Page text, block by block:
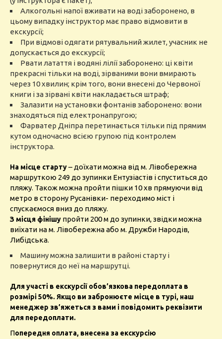
Алкогольні напої вживати на воді заборонено, в
цьому випадку інструктор має право відмовити в
екскурсії;
При відмові одягати рятувальний жилет, учасник не
допускається до екскурсії;
Рвати латаття і водяні лілії заборонено: ці квіти
прекрасні тільки на воді, зірваними вони вмирають
через 10 хвилин; крім того, вони внесені до Червоної
книги і за зірвані квіти накладається штраф;
Залазити на установки фонтанів заборонено: вони
знаходяться під електронапругою;
Фарватер Дніпра перетинається тільки під прямим
кутом одночасно всією групою під контролем
інструктора.
На місце старту– доїхати можна від м. Лівобережна
маршруткою 249 до зупинки Ентузіастів і спуститься до
пляжу. Також можна пройти пішки 10 хв прямуючи від
метро в сторону Русанівки- переходимо міст і
спускаємося вниз до пляжу.
З місця фінішу пройти 200 м до зупинки, звідки можна
виїхати на м. Лівобережна або м. Дружби Народів,
Либідська.
Машину можна залишити в районі старту і
повернутися до неї на маршрутці.
Для участі в екскурсії обов’язкова передоплата в
розмірі 50%. Якщо ви забронюєте місце в турі, наш
менеджер зв’яжеться з вами і повідомить реквізити
для передоплати.
Попередня оплата, внесена за екскурсію